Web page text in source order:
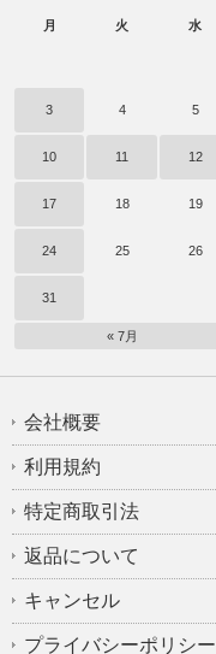
月 火 水
3 4 5
10 11 12
17 18 19
24 25 26
31
« 7月
会社概要
利用規約
特定商取引法
返品について
キャンセル
プライバシーポリシー